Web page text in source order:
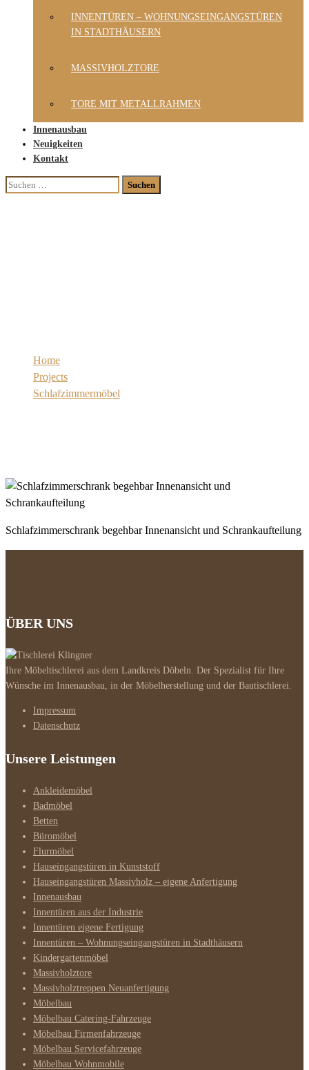
INNENTÜREN – WOHNUNGSEINGANGSTÜREN
IN STADTHÄUSERN
MASSIVHOLZTORE
TORE MIT METALLRAHMEN
Innenausbau
Neuigkeiten
Kontakt
Suchen
nach:
Home
Projects
Schlafzimmermöbel
Schlafzimmerschrank begehbar Innenansicht und Schrankaufteilung
ÜBER UNS
Ihre Möbeltischlerei aus dem Landkreis Döbeln. Der Spezialist für Ihre
Wünsche im Innenausbau, in der Möbelherstellung und der Bautischlerei.
Impressum
Datenschutz
Unsere Leistungen
Ankleidemöbel
Badmöbel
Betten
Büromöbel
Flurmöbel
Hauseingangstüren in Kunststoff
Hauseingangstüren Massivholz – eigene Anfertigung
Innenausbau
Innentüren aus der Industrie
Innentüren eigene Fertigung
Innentüren – Wohnungseingangstüren in Stadthäusern
Kindergartenmöbel
Massivholztore
Massivholztreppen Neuanfertigung
Möbelbau
Möbelbau Catering-Fahrzeuge
Möbelbau Firmenfahrzeuge
Möbelbau Servicefahrzeuge
Möbelbau Wohnmobile